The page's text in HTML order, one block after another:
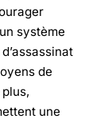
système
de
une